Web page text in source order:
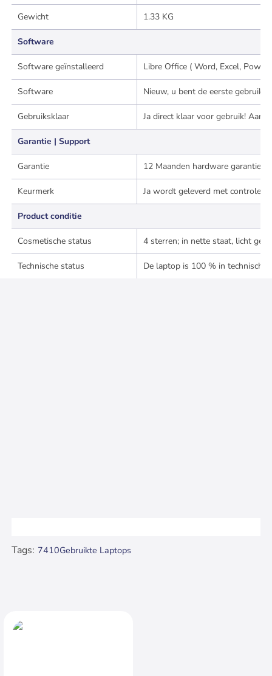
Gewicht 1.33 KG
Software
Software geïnstalleerd Libre Office ( Word, Excel,
Software Nieuw, u bent de eerste
Gebruiksklaar Ja direct klaar voor gebruik!
Garantie | Support
Garantie 12 Maanden hardware garantie
Keurmerk Ja wordt geleverd met controle
Product conditie
Cosmetische status 4 sterren; in nette staat, licht
Technische status De laptop is 100 % in
Tags: 7410Gebruikte Laptops